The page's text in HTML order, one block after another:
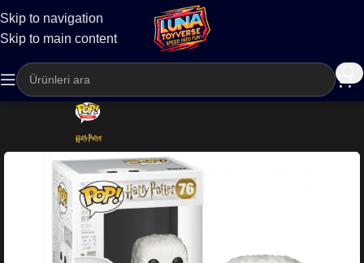
Skip to navigation
Skip to main content
Kargo